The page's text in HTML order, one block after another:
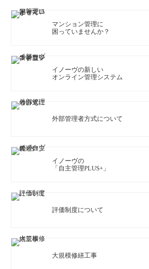
マンション管理に
困っていませんか？
イノーヴの新しい
オンライン管理システム
外部管理者方式について
イノーヴの
「自主管理PLUS+」
評価制度について
大規模修繕工事